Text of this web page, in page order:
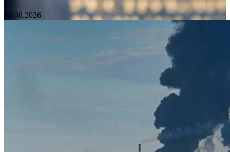
06.08.2026